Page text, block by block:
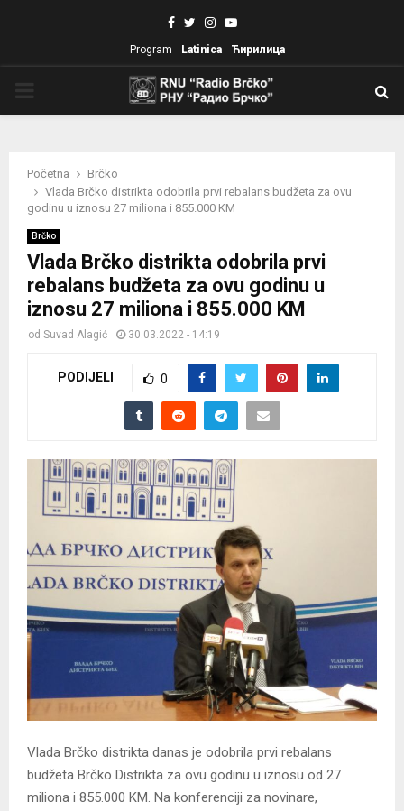
Facebook
TwitterInstagram
Youtube
Program Latinica Ћирилица
Početna
Brčko
Vlada Brčko distrikta odobrila prvi rebalans budžeta za ovu
godinu u iznosu 27 miliona i 855.000 KM
Brčko
Vlada Brčko distrikta odobrila prvi
rebalans budžeta za ovu godinu u
iznosu 27 miliona i 855.000 KM
od Suvad Alagić 30.03.2022 - 14:19
PODIJELI 0
Vlada Brčko distrikta danas je odobrila prvi rebalans
budžeta Brčko Distrikta za ovu godinu u iznosu od 27
miliona i 855.000 KM. Na konferenciji za novinare,